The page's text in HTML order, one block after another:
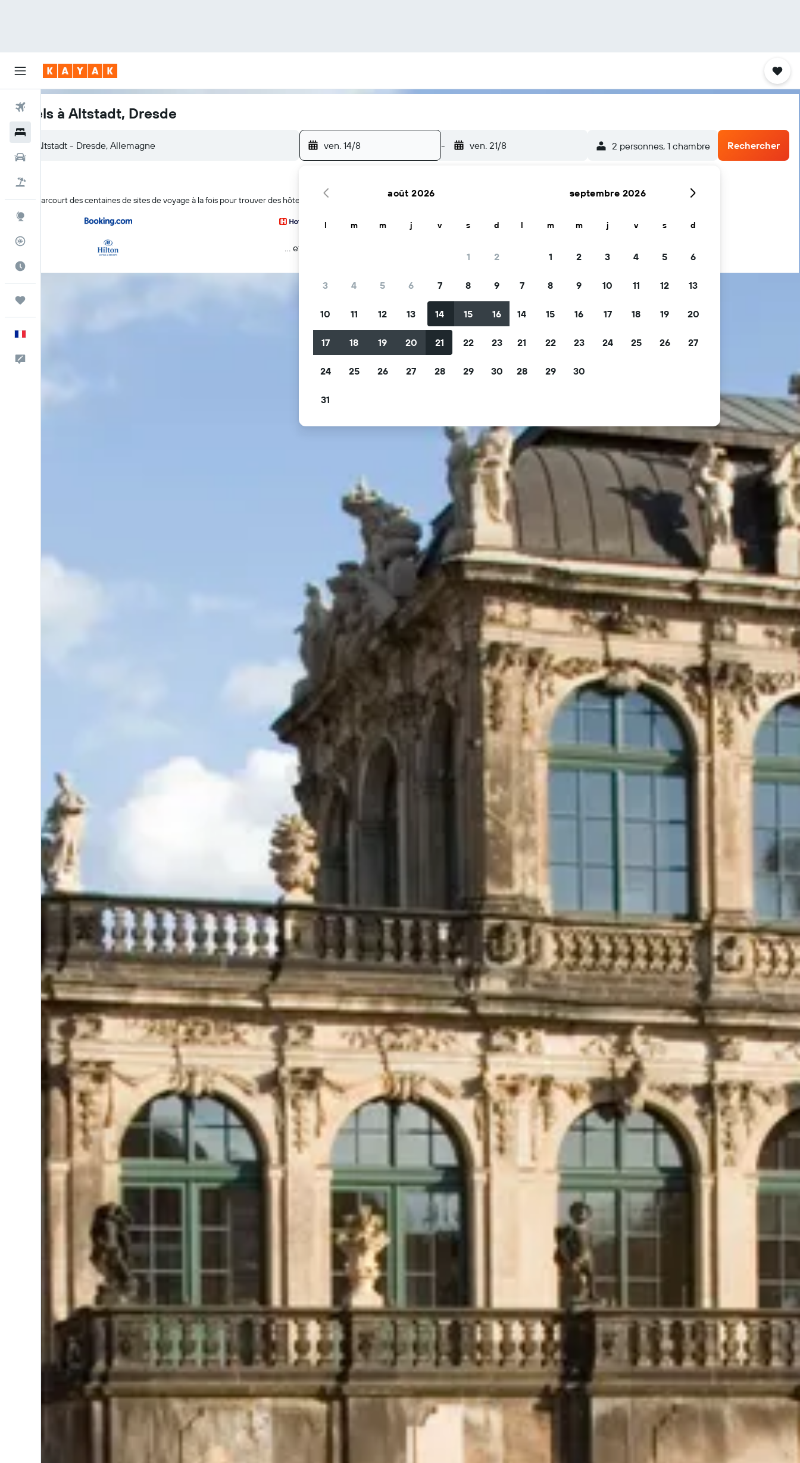
Vols
Hôtels à Altstadt, Dresde
ven. 14/8 - ven. 21/8 2 personnes, 1 chambre Rechercher
KAYAK parcourt des centaines de sites de voyage à la fois pour trouver des hôtels à Altstadt
… et plus
août 2026
l m m j v s d
1 2
3 4 5 6 7 8 9
10 11 12 13 14 15 16
17 18 19 20 21 22 23
24 25 26 27 28 29 30
31
septembre 2026
l m m j v s d
1 2 3 4 5 6
7 8 9 10 11 12 13
14 15 16 17 18 19 20
21 22 23 24 25 26 27
28 29 30